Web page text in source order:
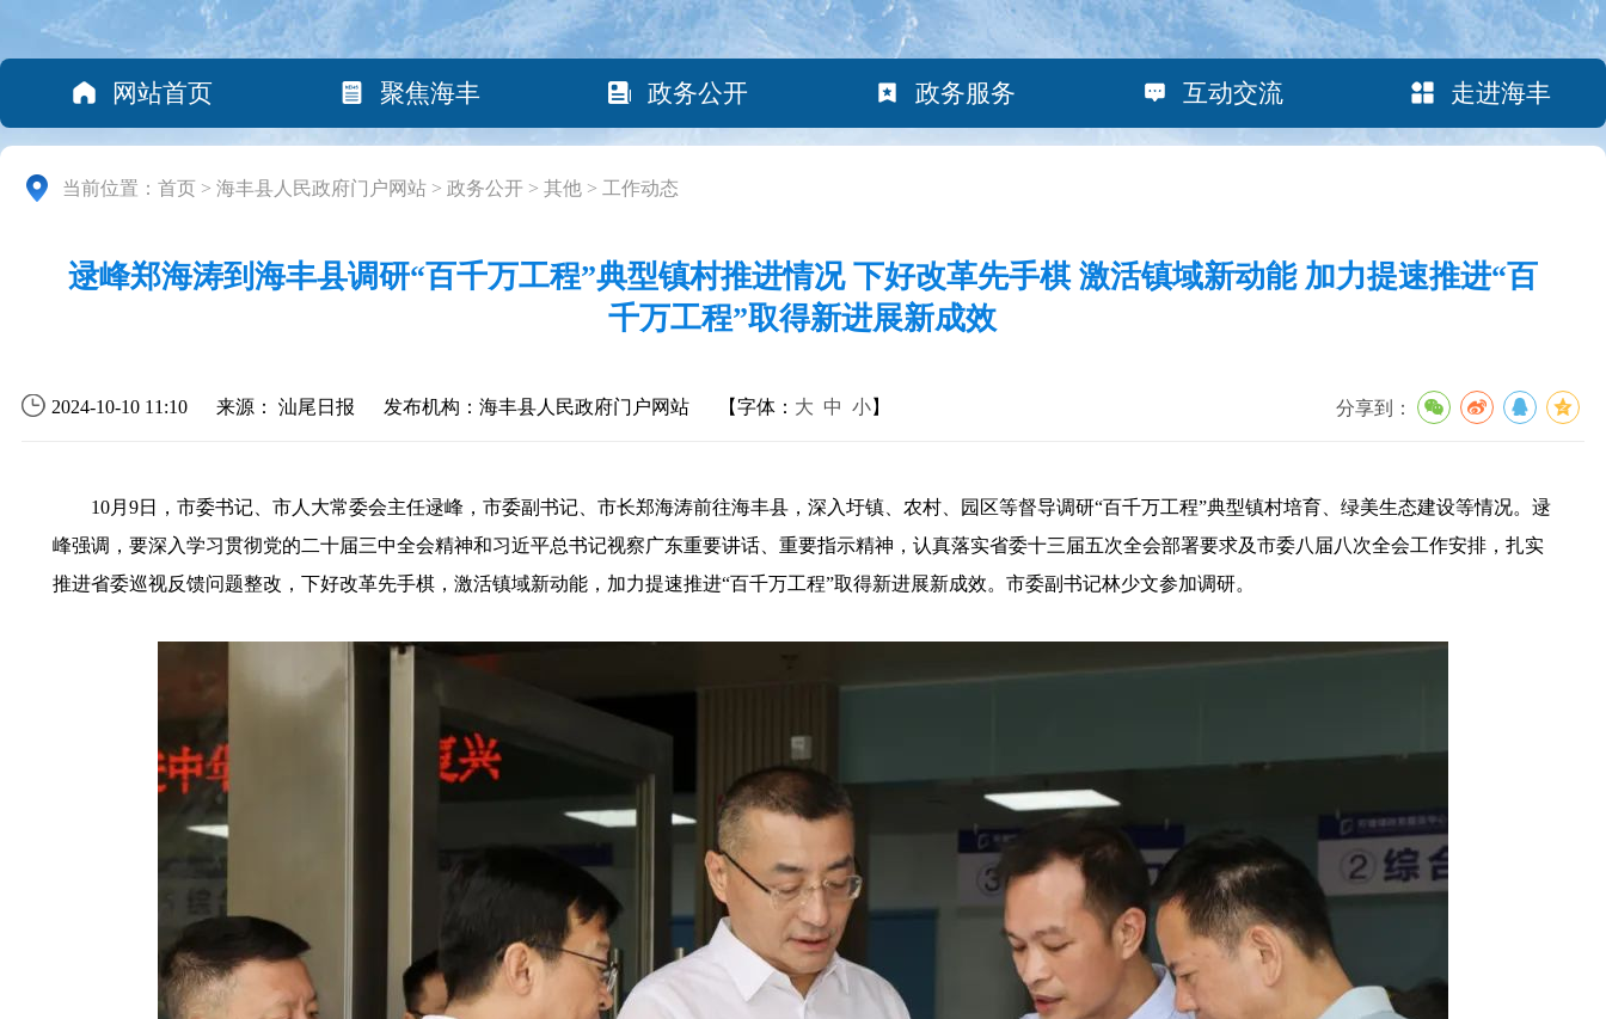
网站首页 聚焦海丰 政务公开 政务服务 互动交流 走进海丰
当前位置： 首页 > 海丰县人民政府门户网站 > 政务公开 > 其他 > 工作动态
逯峰郑海涛到海丰县调研“百千万工程”典型镇村推进情况 下好改革先手棋 激活镇域新动能 加力提速推进“百
千万工程”取得新进展新成效
2024-10-10 11:10 来源： 汕尾日报 发布机构：海丰县人民政府门户网站 【字体： 大 中 小】 分享到：
10月9日，市委书记、市人大常委会主任逯峰，市委副书记、市长郑海涛前往海丰县，深入圩镇、农村、园区等督导调研“百千万工程”典型镇村培育、绿美生态建设等情况。逯
峰强调，要深入学习贯彻党的二十届三中全会精神和习近平总书记视察广东重要讲话、重要指示精神，认真落实省委十三届五次全会部署要求及市委八届八次全会工作安排，扎实
推进省委巡视反馈问题整改，下好改革先手棋，激活镇域新动能，加力提速推进“百千万工程”取得新进展新成效。市委副书记林少文参加调研。